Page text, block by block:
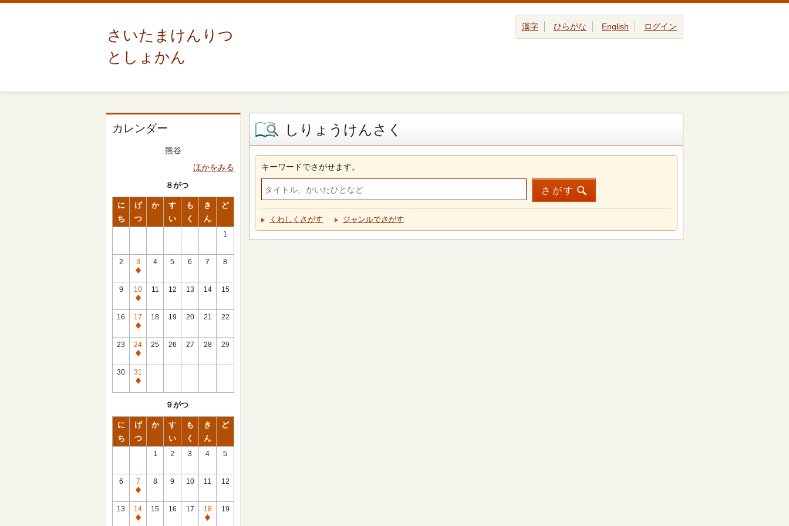
さいたまけんりつ
としょかん
漢字 ひらがな English ログイン
カレンダー
熊谷
ほかをみる
８がつ
に
ち
げ
つ
か
す
い
も
く
き
ん
ど
1
2
3
休
館
日
4 5 6 7 8
9
10
休
館
日
11 12 13 14 15
16
17
休
館
日
18 19 20 21 22
23
24
休
館
日
25 26 27 28 29
30
31
休
９がつ
に
ち
げ
つ
か
す
い
も
く
き
ん
ど
1 2 3 4 5
6
7
休
館
日
8 9 10 11 12
13
14
休
15 16 17
18
休
19
しりょうけんさく
キーワードでさがせます。
さがす
くわしくさがす ジャンルでさがす